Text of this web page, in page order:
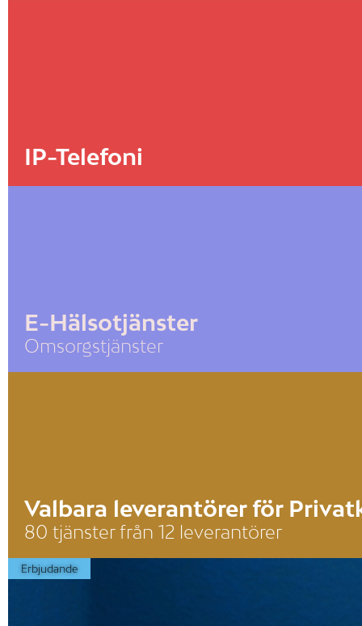
IP-Telefoni
E-Hälsotjänster
Omsorgstjänster
Valbara leverantörer för
80 tjänster från 12 leverantörer
Erbjudande